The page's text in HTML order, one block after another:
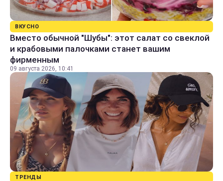
ВКУСНО
Вместо обычной "Шубы": этот салат со свеклой
и крабовыми палочками станет вашим
фирменным
09 августа 2026, 10:41
ТРЕНДЫ